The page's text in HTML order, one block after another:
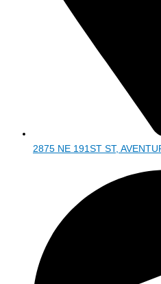
2875 NE 191ST ST,